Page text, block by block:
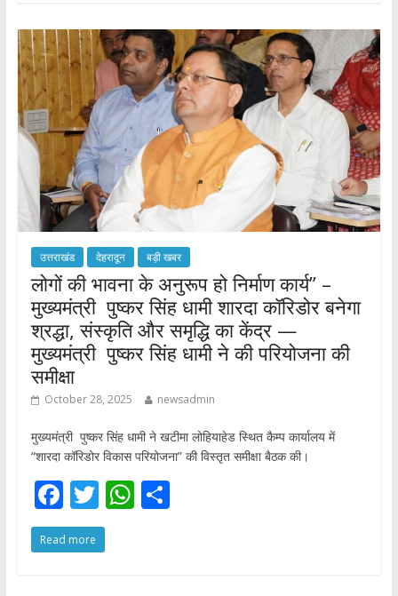
o
o
k
A
p
p
उत्तराखंड देहरादून बड़ी खबर
लोगों की भावना के अनुरूप हो निर्माण कार्य” –
मुख्यमंत्री पुष्कर सिंह धामी शारदा कॉरिडोर बनेगा
श्रद्धा, संस्कृति और समृद्धि का केंद्र —
मुख्यमंत्री पुष्कर सिंह धामी ने की परियोजना की
समीक्षा
October 28, 2025 newsadmin
मुख्यमंत्री पुष्कर सिंह धामी ने खटीमा लोहियाहेड स्थित कैम्प कार्यालय में
“शारदा कॉरिडोर विकास परियोजना” की विस्तृत समीक्षा बैठक की।
F
ac
e
T
w
itt
W S
Read more